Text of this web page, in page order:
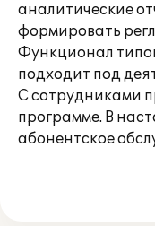
аналитические
формировать
Функционал
подходит под
С сотрудниками
программе. В
абонентское